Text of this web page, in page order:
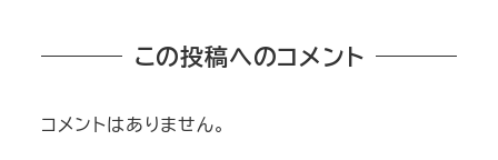
この投稿へのコメント
コメントはありません。